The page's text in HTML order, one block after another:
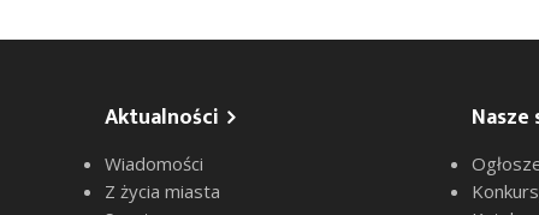
Aktualności
Wiadomości
Z życia miasta